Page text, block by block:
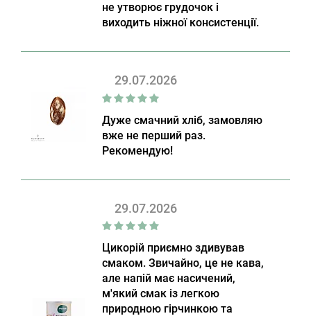
не утворює грудочок і
виходить ніжної консистенції.
29.07.2026
Дуже смачний хліб, замовляю
вже не перший раз.
Рекомендую!
29.07.2026
Цикорій приємно здивував
смаком. Звичайно, це не кава,
але напій має насичений,
м'який смак із легкою
природною гірчинкою та